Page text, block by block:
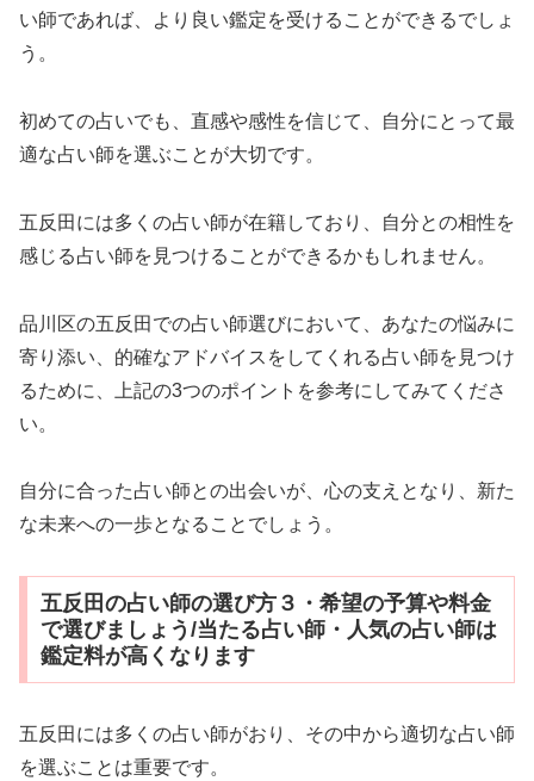
い師であれば、より良い鑑定を受けることができるでしょ
う。
初めての占いでも、直感や感性を信じて、自分にとって最
適な占い師を選ぶことが大切です。
五反田には多くの占い師が在籍しており、自分との相性を
感じる占い師を見つけることができるかもしれません。
品川区の五反田での占い師選びにおいて、あなたの悩みに
寄り添い、的確なアドバイスをしてくれる占い師を見つけ
るために、上記の3つのポイントを参考にしてみてくださ
い。
自分に合った占い師との出会いが、心の支えとなり、新た
な未来への一歩となることでしょう。
五反田の占い師の選び方３・希望の予算や料金
で選びましょう/当たる占い師・人気の占い師は
鑑定料が高くなります
五反田には多くの占い師がおり、その中から適切な占い師
を選ぶことは重要です。